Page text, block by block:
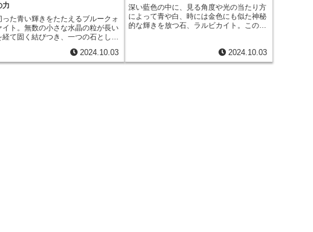
力
った青い輝きをたたえるブルークォ
イト。無数の小さな水晶の粒が長い
経て固く結びつき、一つの石として
さわしいでしょう。この石の最大の
、その成り立ちからもわかるよう
2024.10.03
深い藍色の中に、見る角度や光の当たり方
によって青や白、時には金色にも似た神秘
的な輝きを放つ石、ラルビカイト。この幻
月を象徴する石として知られるラブラドラ
イトや、神秘的な輝きを持つムーンストー
2024.10.03